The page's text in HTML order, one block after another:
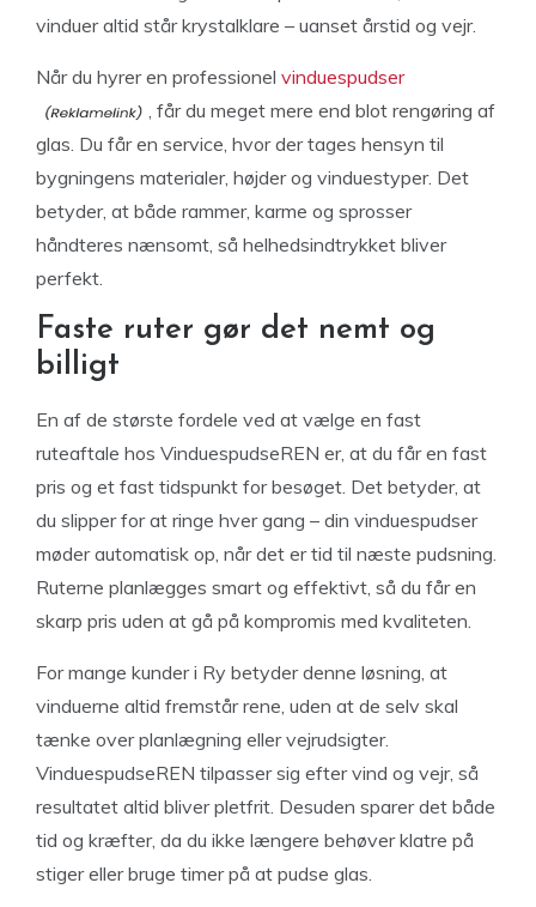
vinduer altid står krystalklare – uanset årstid og vejr.
Når du hyrer en professionel vinduespudser
, får du meget mere end blot rengøring af
glas. Du får en service, hvor der tages hensyn til
bygningens materialer, højder og vinduestyper. Det
betyder, at både rammer, karme og sprosser
håndteres nænsomt, så helhedsindtrykket bliver
perfekt.
Faste ruter gør det nemt og
billigt
En af de største fordele ved at vælge en fast
ruteaftale hos VinduespudseREN er, at du får en fast
pris og et fast tidspunkt for besøget. Det betyder, at
du slipper for at ringe hver gang – din vinduespudser
møder automatisk op, når det er tid til næste pudsning.
Ruterne planlægges smart og effektivt, så du får en
skarp pris uden at gå på kompromis med kvaliteten.
For mange kunder i Ry betyder denne løsning, at
vinduerne altid fremstår rene, uden at de selv skal
tænke over planlægning eller vejrudsigter.
VinduespudseREN tilpasser sig efter vind og vejr, så
resultatet altid bliver pletfrit. Desuden sparer det både
tid og kræfter, da du ikke længere behøver klatre på
stiger eller bruge timer på at pudse glas.